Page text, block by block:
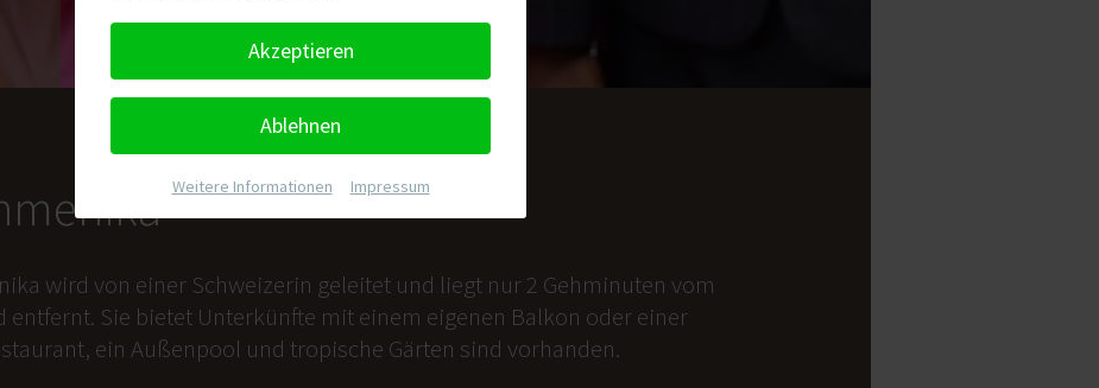
wird von einer Schweizerin geleitet und liegt nur 2 Gehminuten vom
entfernt. Sie bietet Unterkünfte mit einem eigenen Balkon oder einer
ein Außenpool und tropische Gärten sind vorhanden.
Akzeptieren
Ablehnen
Weitere Informationen Impressum